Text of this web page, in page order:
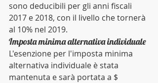
sono deducibili per gli anni fiscali
2017 e 2018, con il livello che tornerà
al 10% nel 2019.
Imposta minima alternativa individuale
L'esenzione per l'imposta minima
alternativa individuale è stata
mantenuta e sarà portata a $